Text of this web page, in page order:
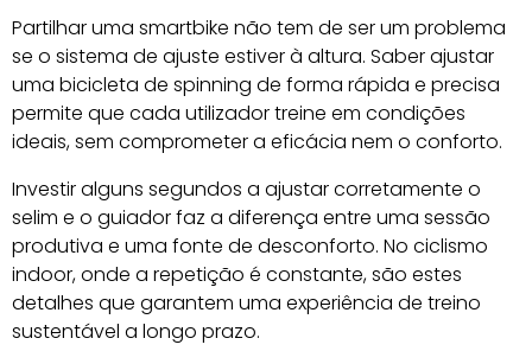
Partilhar uma smartbike não tem de ser um problema
se o sistema de ajuste estiver à altura. Saber ajustar
uma bicicleta de spinning de forma rápida e precisa
permite que cada utilizador treine em condições
ideais, sem comprometer a eficácia nem o conforto.
Investir alguns segundos a ajustar corretamente o
selim e o guiador faz a diferença entre uma sessão
produtiva e uma fonte de desconforto. No ciclismo
indoor, onde a repetição é constante, são estes
detalhes que garantem uma experiência de treino
sustentável a longo prazo.